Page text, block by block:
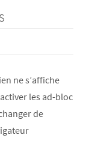
ne s’affiche
les ad-bloc
de